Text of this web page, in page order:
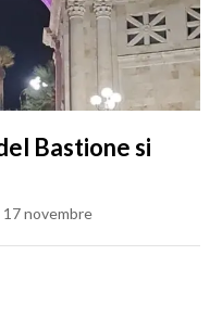
Bastione si
17 novembre